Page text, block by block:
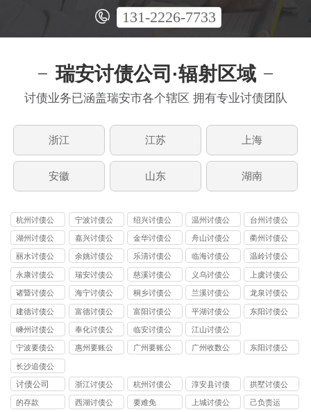
131-2226-7733
瑞安讨债公司·辐射区域
讨债业务已涵盖瑞安市各个辖区 拥有专业讨债团队
浙江 江苏 上海
安徽 山东 湖南
杭州讨债公
司
宁波讨债公
司
绍兴讨债公
司
温州讨债公
司
台州讨债公
司
湖州讨债公
司
嘉兴讨债公
司
金华讨债公
司
舟山讨债公
司
衢州讨债公
司
丽水讨债公
司
余姚讨债公
司
乐清讨债公
司
临海讨债公
司
温岭讨债公
司
永康讨债公
司
瑞安讨债公
司
慈溪讨债公
司
义乌讨债公
司
上虞讨债公
司
诸暨讨债公
司
海宁讨债公
司
桐乡讨债公
司
兰溪讨债公
司
龙泉讨债公
司
建德讨债公
司
富德讨债公
司
富阳讨债公
司
平湖讨债公
司
东阳讨债公
嵊州讨债公
司
奉化讨债公
司
临安讨债公
司
江山讨债公
司
宁波要债公
司
惠州要账公
广州要账公
广州收数公
东阳讨债公
长沙追债公
司
讨债公司
浙江讨债公
司
杭州讨债公
司
淳安县讨债
拱墅讨债公
司
的存款
西湖讨债公
要难免
上城讨债公
己负责运